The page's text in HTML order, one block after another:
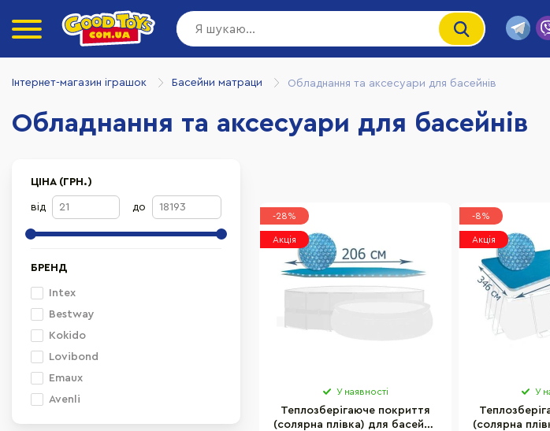
Інтернет-магазин іграшок Басейни матраци Обладнання та аксесуари для басейнів
Обладнання та аксесуари для басейнів
ЦІНА (ГРН.)
від до
БРЕНД
Intex
Bestway
Kokido
Lovibond
Emaux
Avenli
-28%
Акція
У наявності
Теплозберігаюче покриття
(солярна плівка) для басейну
-8%
Акція
У
(солярна